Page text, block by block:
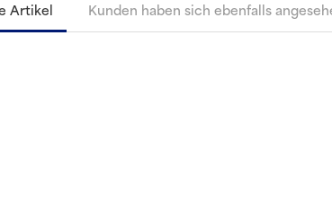
Artikel Kunden haben sich ebenfalls